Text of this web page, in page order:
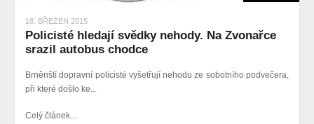
18. BŘEZEN 2015
Policisté hledají svědky nehody. Na Zvonařce
srazil autobus chodce
Brněnští dopravní policisté vyšetřují nehodu ze sobotního podvečera,
při které došlo ke...
Celý článek...